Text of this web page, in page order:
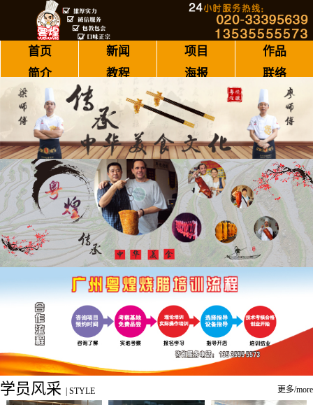
首页 新闻 项目
作品
简介
教程 海报 联络
学员风采 STYLE 更多/more